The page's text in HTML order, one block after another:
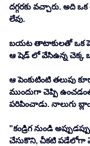
దగ్గరకు వచ్చారు. అది
లేవు.
బయట తాటాకులతో ఒక
ఆ షెడ్ లో వేసిఉన్న చెక్క
ఆ పెంకుటింటి తలుపు
ముందుగా చెప్పి
పరిపించాడు. నాలుగు
"కండ్రిగ నుండి
చేసుకొని, చీకటి పడేలోగా